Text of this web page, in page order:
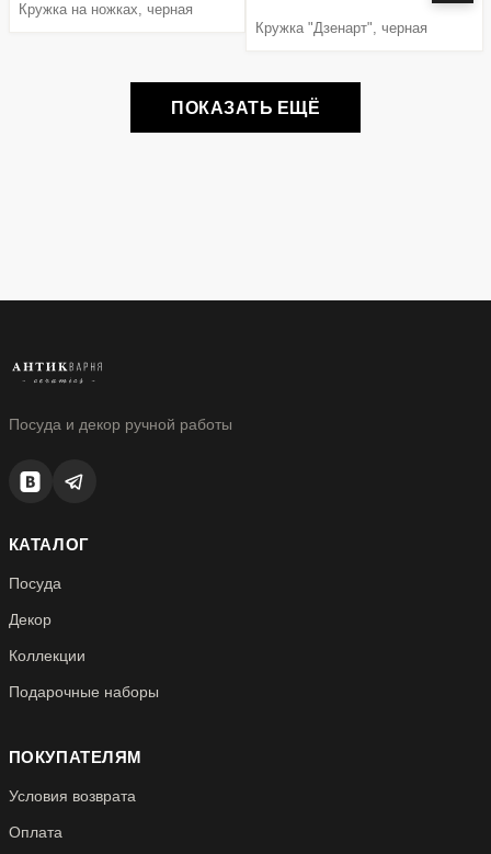
Кружка на ножках, черная
Кружка "Дзенарт", черная
ПОКАЗАТЬ ЕЩЁ
Посуда и декор ручной работы
КАТАЛОГ
Посуда
Декор
Коллекции
Подарочные наборы
ПОКУПАТЕЛЯМ
Условия возврата
Оплата